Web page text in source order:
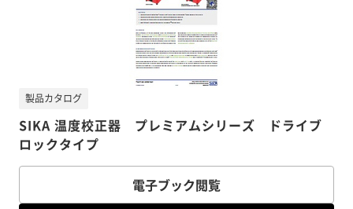
SIKA 温度校正器 プレミアムシリーズ ドライブ
ロックタイプ
製品カタログ
電子ブック閲覧